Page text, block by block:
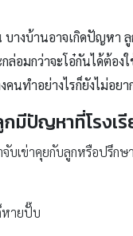
างบ้านอาจเกิดปัญหา
ล่อมกว่าจะโอ๋กันได้ต้อ
นทำอย่างไรก็ยังไม่อยา
มีปัญหาที่โรงเ
เข่าคุยกับลูกหรือปรึ
หายปั๊บ